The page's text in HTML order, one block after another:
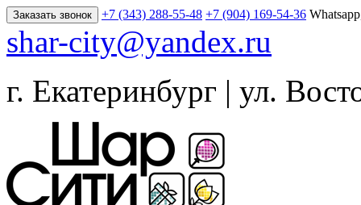
Заказать звонок +7 (343) 288-55-48 +7 (904) 169-54-36
shar-city@yandex.ru
г. Екатеринбург | ул.